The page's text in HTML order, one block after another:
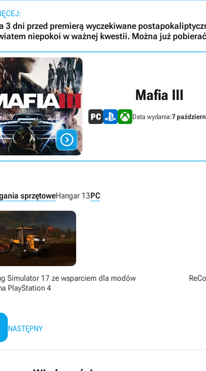
3 dni przed premierą wyczekiwane
niepokoi w ważnej kwestii. Można już

Mafia III
Data wydania:7
sprzętoweHangar 13PC
Simulator 17 ze wsparciem dla modów
PlayStation 4
NASTĘPNY